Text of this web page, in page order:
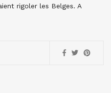
rigoler les Belges. A